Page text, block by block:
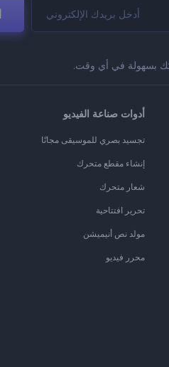
بسهولة في أي وقت.
أدوات صناعة الفيديو
تجسيد بصري للموسيقى مجانًا
إنشاء مقطع متحرك
شعار متحرك
تحرير افتتاحية
مولد نص أنيميشن
محرر فيديو